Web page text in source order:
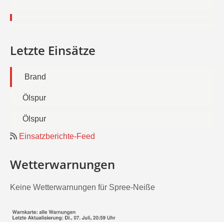
Letzte Einsätze
Brand
Ölspur
Ölspur
Einsatzberichte-Feed
Wetterwarnungen
Keine Wetterwarnungen für Spree-Neiße